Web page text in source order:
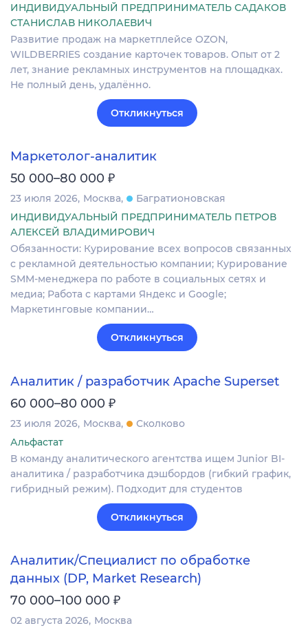
ИНДИВИДУАЛЬНЫЙ ПРЕДПРИНИМАТЕЛЬ САДАКОВ
СТАНИСЛАВ НИКОЛАЕВИЧ
Развитие продаж на маркетплейсе OZON,
WILDBERRIES создание карточек товаров. Опыт от 2
лет, знание рекламных инструментов на площадках.
Не полный день, удалённо.
Откликнуться
Маркетолог-аналитик
50 000–80 000 ₽
23 июля 2026 Москва
Багратионовская
ИНДИВИДУАЛЬНЫЙ ПРЕДПРИНИМАТЕЛЬ ПЕТРОВ
АЛЕКСЕЙ ВЛАДИМИРОВИЧ
Обязанности: Курирование всех вопросов связанных
с рекламной деятельностью компании; Курирование
SMM-менеджера по работе в социальных сетях и
медиа; Работа с картами Яндекс и Google;
Маркетинговые компании…
Откликнуться
Аналитик / разработчик Apache Superset
60 000–80 000 ₽
23 июля 2026 Москва
Сколково
Альфастат
В команду аналитического агентства ищем Junior BI-
аналитика / разработчика дэшбордов (гибкий график,
гибридный режим). Подходит для студентов
Откликнуться
Аналитик/Специалист по обработке
данных (DP, Market Research)
70 000–100 000 ₽
02 августа 2026 Москва